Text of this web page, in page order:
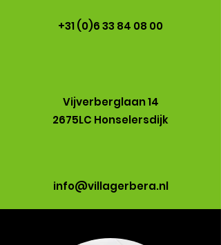
+31 (0)6 33 84 08 00
Vijverberglaan 14
2675LC Honselersdijk
info@villagerbera.nl